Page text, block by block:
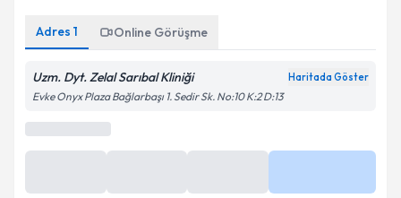
Adres 1 Online Görüşme
Uzm. Dyt. Zelal Sarıbal Kliniği Haritada Göster
Evke Onyx Plaza Bağlarbaşı 1. Sedir Sk. No:10 K:2 D:13
En Yakın Saatler